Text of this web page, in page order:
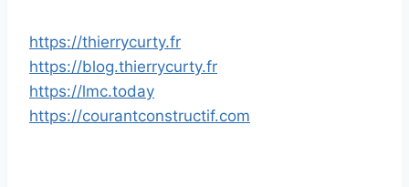
https://thierrycurty.fr
https://blog.thierrycurty.fr
https://lmc.today
https://courantconstructif.com